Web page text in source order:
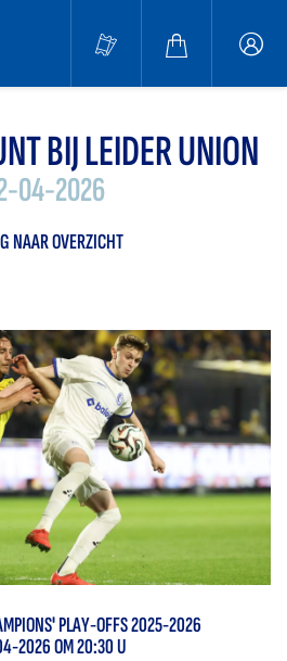
BIJ LEIDER UNION
04-2026
NAAR OVERZICHT
PLAY-OFFS 2025-2026
2026 OM 20:30 U